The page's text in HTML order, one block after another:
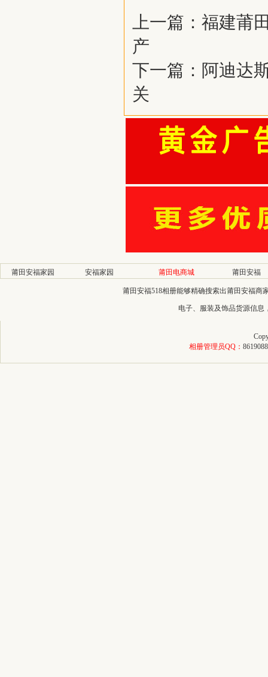
上一篇： 福建莆
产
下一篇： 阿迪达
关
莆田安福家园 安福家园 莆田电商城 莆田安福
莆田安福518相册能够精确搜索出莆田安福商
电子、服装及饰品货源信
相册管理员QQ： 8619088